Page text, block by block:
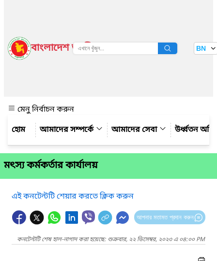
বাংলাদেশ জাতীয় তথ্য বাতায়ন BN
মেনু নির্বাচন করুন
আমাদের সম্পর্কে
আমাদের সেবা উর্ধ্বতন
মৎস্য কর্মকর্তার কার্যালয়
এই কনটেন্টটি শেয়ার করতে ক্লিক করুন
আপনার মতামত প্রদান করুন
কনটেন্টটি শেষ হাল-নাগাদ করা হয়েছে: শুক্রবার, ২২ ডিসেম্বর, ২০২৩ এ ০৪:০০ PM